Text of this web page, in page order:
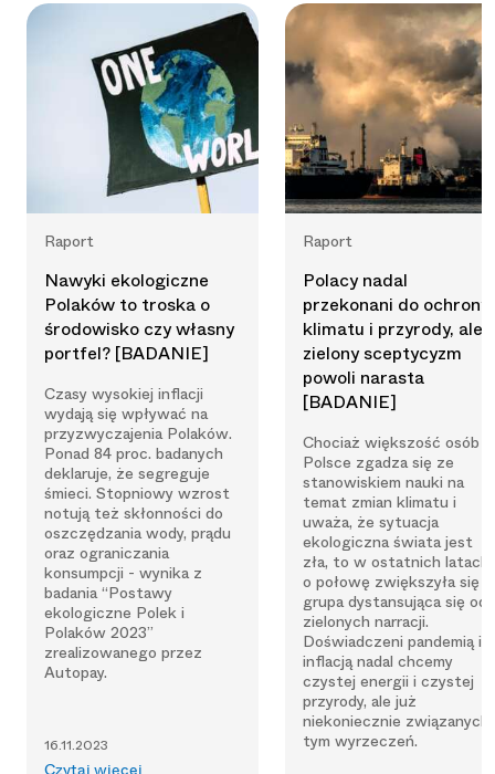
Raport
Nawyki ekologiczne
Polaków to troska o
środowisko czy własny
portfel? [BADANIE]
Czasy wysokiej inflacji
wydają się wpływać na
przyzwyczajenia Polaków.
Ponad 84 proc. badanych
deklaruje, że segreguje
śmieci. Stopniowy wzrost
notują też skłonności do
oszczędzania wody, prądu
oraz ograniczania
konsumpcji - wynika z
badania “Postawy
ekologiczne Polek i
Polaków 2023”
zrealizowanego przez
Autopay.
16.11.2023
Czytaj więcej
Raport
Polacy nadal
przekonani do ochrony
klimatu i przyrody, ale
zielony sceptycyzm
powoli narasta
[BADANIE]
Chociaż większość osób
Polsce zgadza się ze
stanowiskiem nauki na
temat zmian klimatu i
uważa, że sytuacja
ekologiczna świata jest
zła, to w ostatnich latach
o połowę zwiększyła się
grupa dystansująca się od
zielonych narracji.
Doświadczeni pandemią i
inflacją nadal chcemy
czystej energii i czystej
przyrody, ale już
niekoniecznie związanych
tym wyrzeczeń.